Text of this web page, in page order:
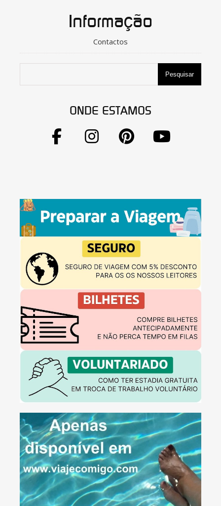
Informação
Contactos
Pesquisar
ONDE ESTAMOS